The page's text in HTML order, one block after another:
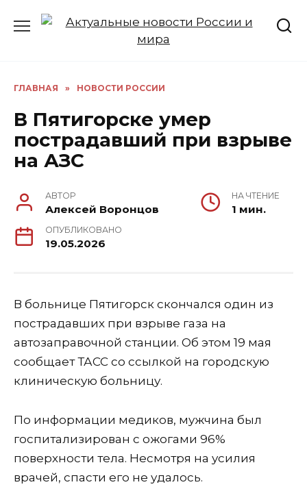
ГЛАВНАЯ » НОВОСТИ РОССИИ
В Пятигорске умер
пострадавший при взрыве
на АЗС
АВТОР
Алексей Воронцов
НА ЧТЕНИЕ
1 мин.
ОПУБЛИКОВАНО
19.05.2026
В больнице Пятигорск скончался один из
пострадавших при взрыве газа на
автозаправочной станции. Об этом 19 мая
сообщает ТАСС со ссылкой на городскую
клиническую больницу.
По информации медиков, мужчина был
госпитализирован с ожогами 96%
поверхности тела. Несмотря на усилия
врачей, спасти его не удалось.